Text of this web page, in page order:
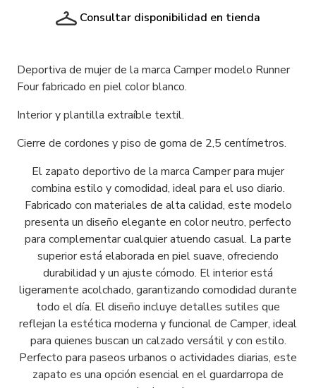
Consultar disponibilidad en tienda
Deportiva de mujer de la marca Camper modelo Runner
Four fabricado en piel color blanco.
Interior y plantilla extraíble textil.
Cierre de cordones y piso de goma de 2,5 centímetros.
El zapato deportivo de la marca Camper para mujer
combina estilo y comodidad, ideal para el uso diario.
Fabricado con materiales de alta calidad, este modelo
presenta un diseño elegante en color neutro, perfecto
para complementar cualquier atuendo casual. La parte
superior está elaborada en piel suave, ofreciendo
durabilidad y un ajuste cómodo. El interior está
ligeramente acolchado, garantizando comodidad durante
todo el día. El diseño incluye detalles sutiles que
reflejan la estética moderna y funcional de Camper, ideal
para quienes buscan un calzado versátil y con estilo.
Perfecto para paseos urbanos o actividades diarias, este
zapato es una opción esencial en el guardarropa de